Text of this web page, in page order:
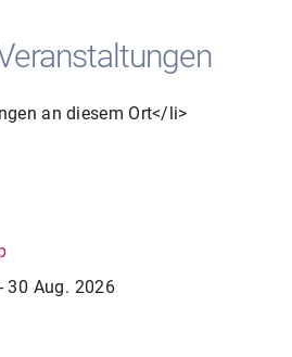
an diesem Ort</li>
30 Aug. 2026